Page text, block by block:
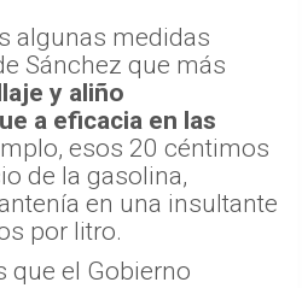
algunas medidas
Sánchez que más
y aliño
a eficacia en las
esos 20 céntimos
de la gasolina,
en una insultante
por litro.
que el Gobierno